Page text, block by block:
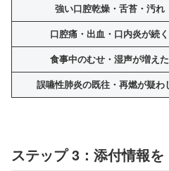
強い口腔乾燥・舌苔・汚れ
口腔痛・出血・口内炎が続く
食事中のむせ・湿声が増えた
誤嚥性肺炎の既往・再燃が疑わ
ステップ 3：添付情報